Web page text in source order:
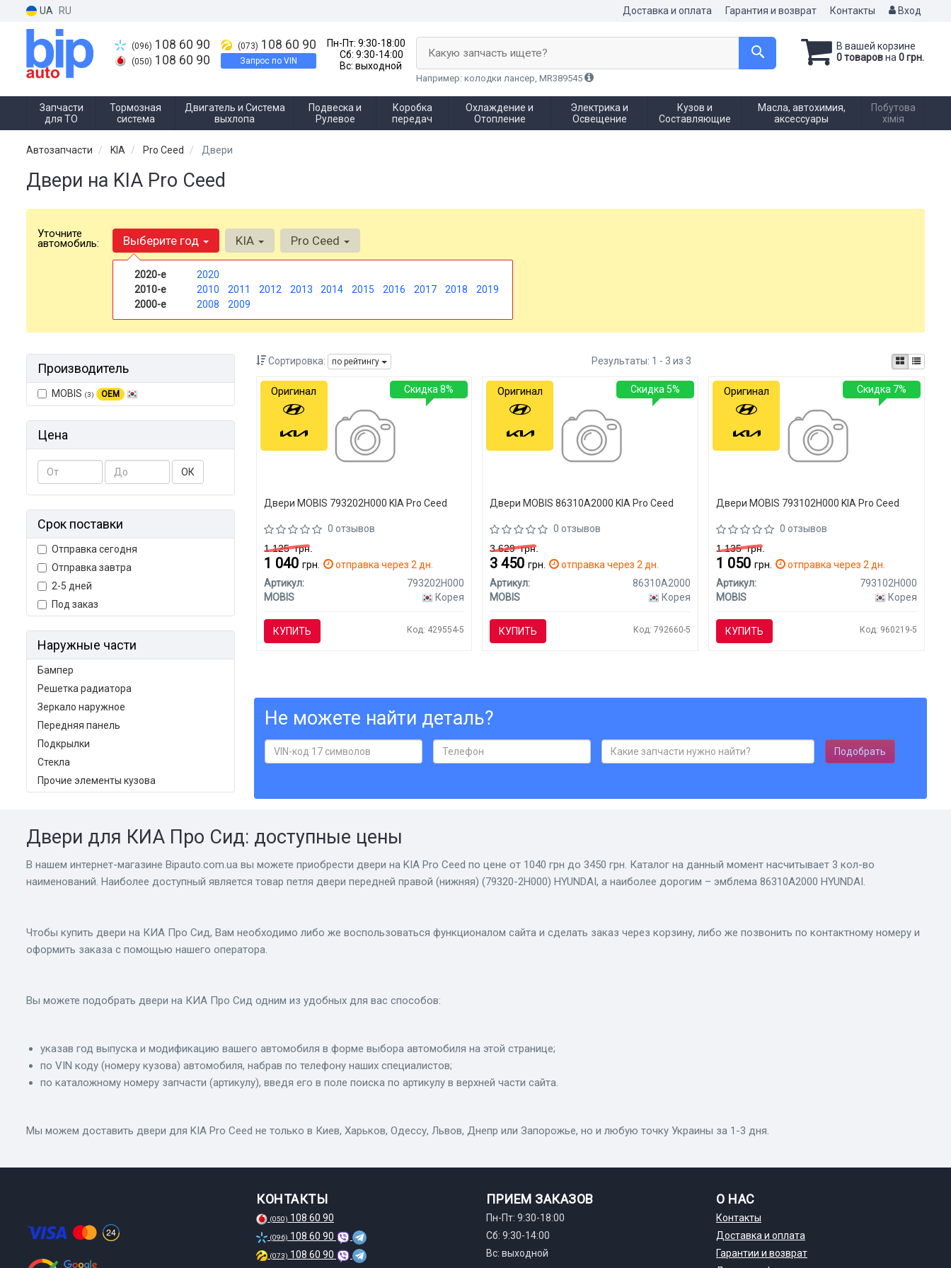
UA RU Доставка и оплата Гарантия и возврат Контакты Вход
(096) 108 60 90
(050) 108 60 90
(073) 108 60 90
Запрос по VIN
Пн-Пт: 9:30-18:00
Сб: 9:30-14:00
Вс: выходной
В вашей корзине
0 товаровна 0 грн.
Какую запчасть ищете?
Например: колодки лансер, MR389545
Запчасти
для ТО
Тормозная
система
Двигатель и Система
выхлопа
Подвеска и
Рулевое
Коробка
передач
Охлаждение и
Отопление
Электрика и
Освещение
Кузов и
Составляющие
Масла, автохимия,
аксессуары
Побутова
хімія
Автозапчасти KIA Pro Ceed Двери
Двери на KIA Pro Ceed
Уточните
автомобиль: Выберите год
2020-е
2020
2010-е
2010 2011 2012 2013 2014 2015 2016 2017 2018
2019
2000-е
2008 2009
KIA Pro Ceed
Производитель
MOBIS (3) OEM
Цена
ОК
Срок поставки
Отправка сегодня
Отправка завтра
2-5 дней
Под заказ
Наружные части
Бампер
Решетка радиатора
Зеркало наружное
Передняя панель
Подкрылки
Стекла
Прочие элементы кузова
Сортировка: по рейтингу Результаты: 1 - 3 из 3
Двери MOBIS 793202H000 KIA Pro Ceed
0 отзывов
1 125грн.
1 040 грн.
отправка через 2 дн.
Артикул:
793202H000
MOBIS
Корея
КУПИТЬ Код: 429554-5
Скидка 8%
Оригинал
Двери MOBIS 86310A2000 KIA Pro Ceed
0 отзывов
3 629грн.
3 450грн.
отправка через 2 дн.
Артикул:
86310A2000
MOBIS
Корея
КУПИТЬ Код: 792660-5
Скидка 5%
Оригинал
Двери MOBIS 793102H000 KIA Pro Ceed
0 отзывов
1 135грн.
1 050грн.
отправка через 2 дн.
Артикул:
793102H000
MOBIS
Корея
КУПИТЬ Код: 960219-5
Скидка 7%
Оригинал
Не можете найти деталь?
Подобрать
Двери для КИА Про Сид: доступные цены
В нашем интернет-магазине Bіpauto.com.ua вы можете приобрести двери на KIA Pro Ceed по цене от 1040 грн до 3450 грн. Каталог на данный момент насчитывает 3 кол-во
наименований. Наиболее доступный является товар петля двери передней правой (нижняя) (79320-2H000) HYUNDAI, а наиболее дорогим – эмблема 86310A2000 HYUNDAI.
Чтобы купить двери на КИА Про Сид, Вам необходимо либо же воспользоваться функционалом сайта и сделать заказ через корзину, либо же позвонить по контактному номеру и
оформить заказа с помощью нашего оператора.
Вы можете подобрать двери на КИА Про Сид одним из удобных для вас способов:
указав год выпуска и модификацию вашего автомобиля в форме выбора автомобиля на этой странице;
по VIN коду (номеру кузова) автомобиля, набрав по телефону наших специалистов;
по каталожному номеру запчасти (артикулу), введя его в поле поиска по артикулу в верхней части сайта.
Мы можем доставить двери для KIA Pro Ceed не только в Киев, Харьков, Одессу, Львов, Днепр или Запорожье, но и любую точку Украины за 1-3 дня.
КОНТАКТЫ
(050) 108 60 90
(096) 108 60 90
(073) 108 60 90
ПРИЕМ ЗАКАЗОВ
Пн-Пт: 9:30-18:00
Сб: 9:30-14:00
Вс: выходной
О НАС
Контакты
Доставка и оплата
Гарантии и возврат